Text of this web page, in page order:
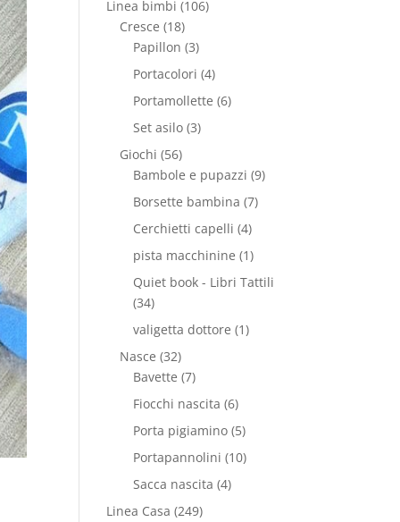
Linea bimbi (106)
Cresce (18)
Papillon (3)
Portacolori (4)
Portamollette (6)
Set asilo (3)
Giochi (56)
Bambole e pupazzi (9)
Borsette bambina (7)
Cerchietti capelli (4)
pista macchinine (1)
Quiet book - Libri Tattili
(34)
valigetta dottore (1)
Nasce (32)
Bavette (7)
Fiocchi nascita (6)
Porta pigiamino (5)
Portapannolini (10)
Sacca nascita (4)
Linea Casa (249)